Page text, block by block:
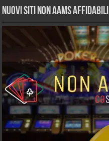
Nuovi siti non AAMS affidabili